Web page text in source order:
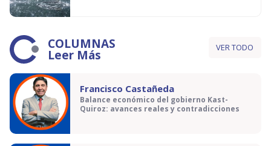
COLUMNAS
Leer Más VER TODO
Francisco Castañeda
Balance económico del gobierno Kast-
Quiroz: avances reales y contradicciones